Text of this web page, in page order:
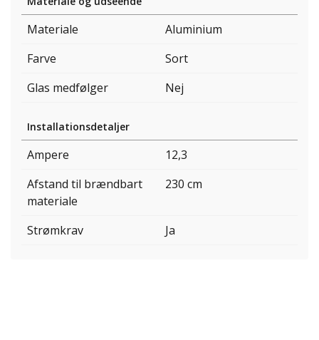
Materiale
Aluminium
Farve
Sort
Glas medfølger
Nej
Installationsdetaljer
Ampere
12,3
Afstand til brændbart
materiale
230 cm
Strømkrav Ja